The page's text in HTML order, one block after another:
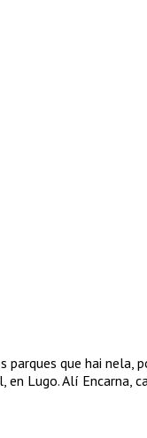
que hai nela,
Lugo. Alí